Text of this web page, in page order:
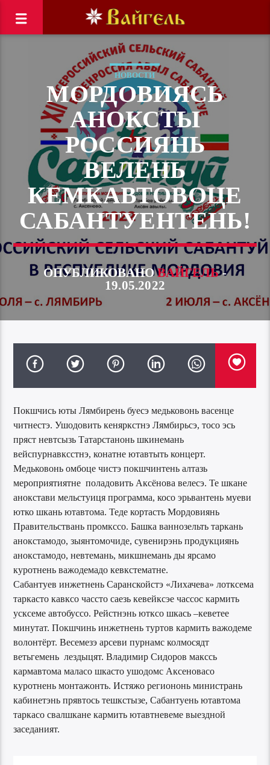
НОВОСТИ
МОРДОВИЯСЬ
АНОКСТЫ
РОССИЯНЬ
ВЕЛЕНЬ
КЕМКАВТОВОЦЕ
САБАНТУЕНТЕНЬ!
ОПУБЛИКОВАНОВАЙГЕЛЬ-
19.05.2022
Покшчись юты Лямбирень буесэ медьковонь васенце
читнестэ. Ушодовить кеняркстнэ Лямбирьсэ, тосо эсь
пряст невтсызь Татарстанонь шкинемань
вейспурнавксстнэ, конатне ютавтыть концерт.
Медьковонь омбоце чистэ покшчинтень алтазь
мероприятиятне поладовить Аксёнова велесэ. Те шкане
анокстави мельстуиця программа, косо эрьвантень муеви
ютко шкань ютавтома. Теде кортасть Мордовиянь
Правительствань промкссо. Башка ваннозельть таркань
анокстамодо, зыянтомочиде, сувенирэнь продукциянь
анокстамодо, невтемань, микшнемань ды ярсамо
куротнень важодемадо кевкстематне.
Сабантуев инжетнень Саранскойстэ «Лихачева» лотксема
таркасто кавксо чассто саезь кевейксэе чассос кармить
усксеме автобуссо. Рейстнэнь ютксо шкась –кеветее
минутат. Покшчинь инжетнень туртов кармить важодеме
волонтёрт. Весемезэ арсеви пурнамс колмосядт
ветьгемень лездыцят. Владимир Сидоров макссь
кармавтома маласо шкасто ушодомс Аксеновасо
куротнень монтажонть. Истяжо региононь министрань
кабинетэнь прявтось тешкстызе, Сабантуень ютавтома
таркасо свалшкане кармить ютавтневеме выездной
заседаният.